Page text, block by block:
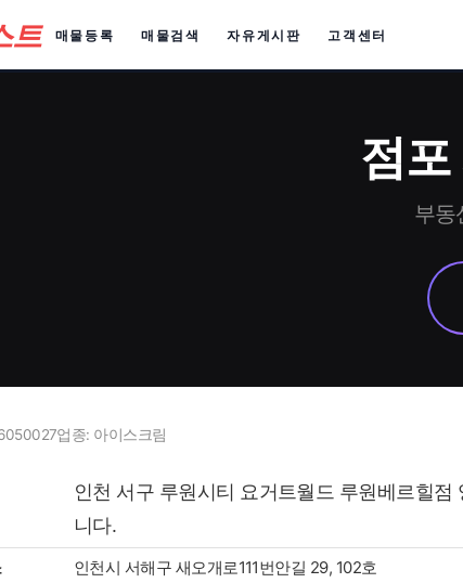
트 매물등록 매물검색 자유게시판 고객센터
점포
부동
업종: 아이스크림
인천 서구 루원시티 요거트월드 루원베르힐점
니다.
인천시 서해구 새오개로111번안길 29, 102호